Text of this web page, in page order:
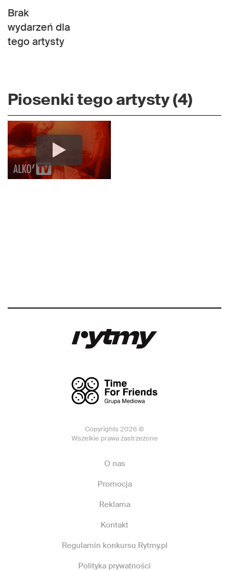
Brak
wydarzeń dla
tego artysty
Piosenki tego artysty (4)
Copyrights 2026 ©
Wszelkie prawa zastrzeżone
O nas
Promocja
Reklama
Kontakt
Regulamin konkursu Rytmy.pl
Polityka prywatności